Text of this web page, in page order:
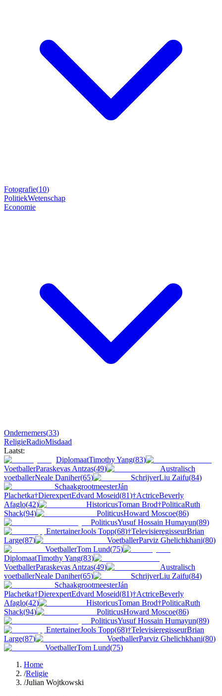
Fotografie(10)
PolitiekWetenschap
Economie
Ondernemers(33)
ReligieRadioMisdaad
Laatst:
DiplomaatTimothy Yang(83)
VoetballerParaskevas Antzas(49)
Australisch
voetballerNeale Daniher(65) SchrijverLiu Zaifu(84)
SchaakgrootmeesterJán
Plachetka†DierexpertEdvard Moseid(81)†ActriceBeverly
Afaglo(42) HistoricusToman Brod†PoliticaRuth
Shack(94) PoliticusHoward Moscoe(86)
PoliticusYusuf Hossain Humayun(89)
EntertainerJools Topp(68)†TelevisieregisseurBrian
Large(87) VoetballerParviz Ghelichkhani(80)
VoetballerTom Lund(75)
DiplomaatTimothy Yang(83)
VoetballerParaskevas Antzas(49)
Australisch
voetballerNeale Daniher(65) SchrijverLiu Zaifu(84)
SchaakgrootmeesterJán
Plachetka†DierexpertEdvard Moseid(81)†ActriceBeverly
Afaglo(42) HistoricusToman Brod†PoliticaRuth
Shack(94) PoliticusHoward Moscoe(86)
PoliticusYusuf Hossain Humayun(89)
EntertainerJools Topp(68)†TelevisieregisseurBrian
Large(87) VoetballerParviz Ghelichkhani(80)
VoetballerTom Lund(75)
Home
/Religie
/Julian Wojtkowski